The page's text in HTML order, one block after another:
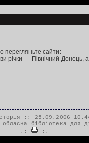
перегляньте сайти:
річки — Північний Донець,
:: 25.09.2006
обласна бібліотека для
.:
:.